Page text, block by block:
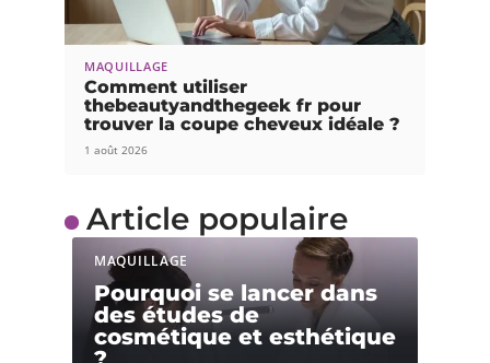
MAQUILLAGE
Comment utiliser
thebeautyandthegeek fr pour
trouver la coupe cheveux idéale ?
1 août 2026
Article populaire
MAQUILLAGE
Pourquoi se lancer dans
des études de
cosmétique et esthétique